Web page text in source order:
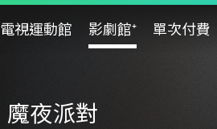
電視運動館 影劇館⁺ 單次付費
魔夜派對